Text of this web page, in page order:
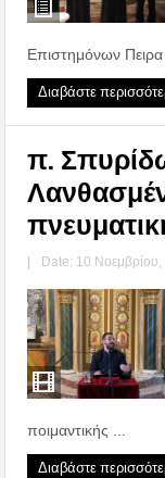
Επιστημόνων Πειρα
Διαβάστε
π.
| Date: 10 Νοεμβρίου,
ποιμαντικής ...
Διαβάστε